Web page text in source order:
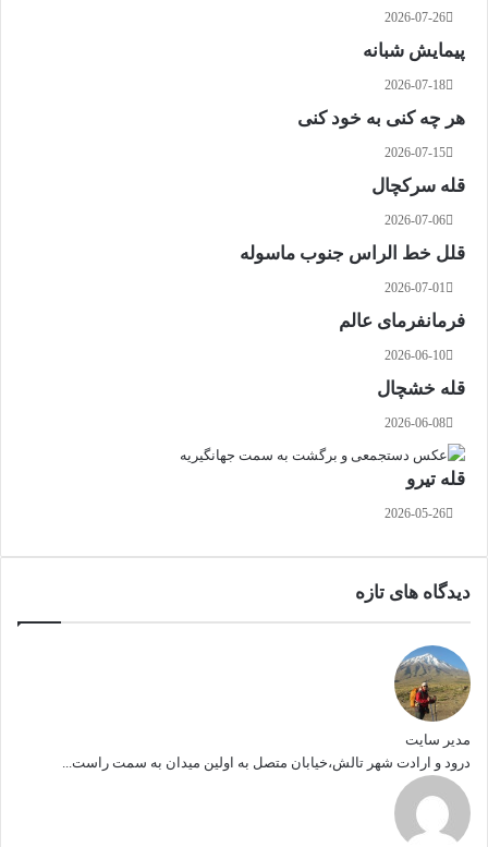
2026-07-26
پیمایش شبانه
2026-07-18
هر چه کنی به خود کنی
2026-07-15
قله سرکچال
2026-07-06
قلل خط الراس جنوب ماسوله
2026-07-01
فرمانفرمای عالم
2026-06-10
قله خشچال
2026-06-08
قله تیرو
2026-05-26
دیدگاه های تازه
مدیر سایت
درود و ارادت شهر تالش،خیابان متصل به اولین میدان به سمت راست...